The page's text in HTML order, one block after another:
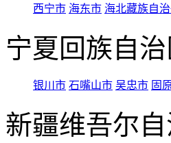
西宁市 海东市 海北藏族自治
宁夏回族自
银川市 石嘴山市 吴忠市 固
新疆维吾尔